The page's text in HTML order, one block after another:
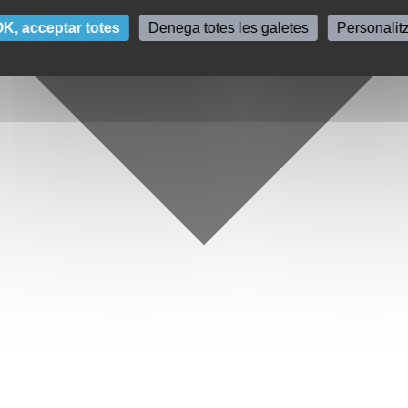
acceptar totes Denega totes les galetes